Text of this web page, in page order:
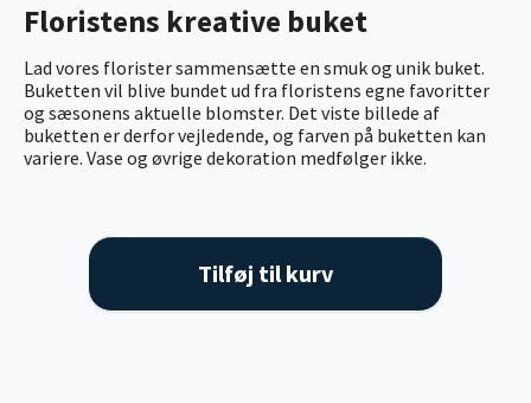
Floristens kreative buket
Lad vores florister sammensætte en smuk og unik buket.
Buketten vil blive bundet ud fra floristens egne favoritter
og sæsonens aktuelle blomster. Det viste billede af
buketten er derfor vejledende, og farven på buketten kan
variere. Vase og øvrige dekoration medfølger ikke.
Tilføj til kurv